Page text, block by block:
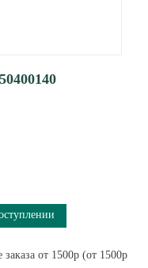
от 1500р (от 1500р